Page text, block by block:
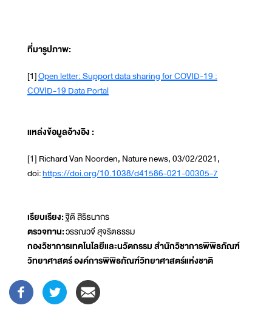
ที่มารูปภาพ:
[1]Open letter: Support data sharing for COVID-19 :
COVID-19 Data Portal
แหล่งข้อมูลอ้างอิง :
[1] Richard Van Noorden, Nature news, 03/02/2021,
doi:https://doi.org/10.1038/d41586-021-00305-7
เรียบเรียง:ฐิติ สิริธนากร
ตรวจทาน:วรรณวจี สุจริตธรรม
กองวิชาการเทคโนโลยีและนวัตกรรม สำนักวิชาการพิพิธภัณฑ์
วิทยาศาสตร์ องค์การพิพิธภัณฑ์วิทยาศาสตร์แห่งชาติ